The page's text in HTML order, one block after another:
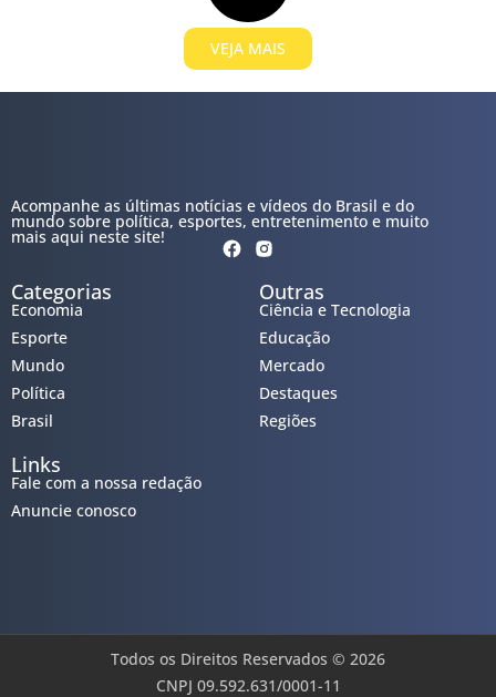
VEJA MAIS
Acompanhe as últimas notícias e vídeos do Brasil e do
mundo sobre política, esportes, entretenimento e muito
mais aqui neste site!
Categorias
Economia
Esporte
Mundo
Política
Brasil
Outras
Ciência e Tecnologia
Educação
Mercado
Destaques
Regiões
Links
Fale com a nossa redação
Anuncie conosco
Todos os Direitos Reservados © 2026
CNPJ 09.592.631/0001-11